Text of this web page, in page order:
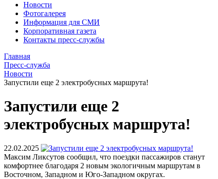
Новости
Фотогалерея
Информация для СМИ
Корпоративная газета
Контакты пресс-службы
Главная
Пресс-служба
Новости
Запустили еще 2 электробусных маршрута!
Запустили еще 2
электробусных маршрута!
22.02.2025
Максим Ликсутов сообщил, что поездки пассажиров станут
комфортнее благодаря 2 новым экологичным маршрутам в
Восточном, Западном и Юго-Западном округах.